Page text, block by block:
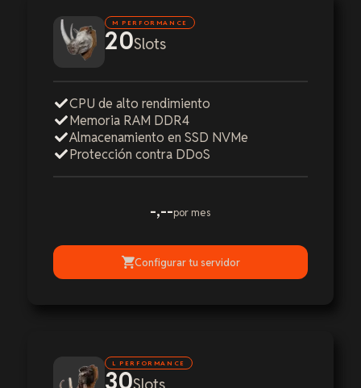
M PERFORMANCE
20Slots
CPU de alto rendimiento
Memoria RAM DDR4
Almacenamiento en SSD NVMe
Protección contra DDoS
-,--por mes
Configurar tu servidor
L PERFORMANCE
30